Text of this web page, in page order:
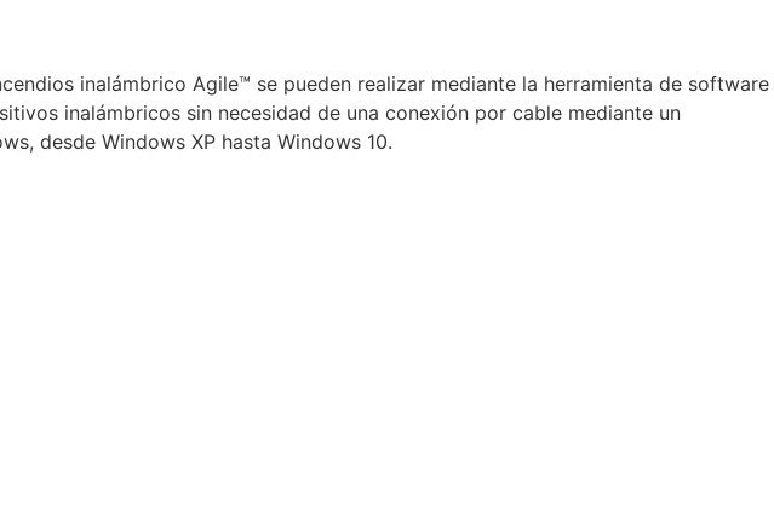
inalámbrico Agile™ se pueden realizar mediante la herramienta de software
inalámbricos sin necesidad de una conexión por cable mediante un
desde Windows XP hasta Windows 10.